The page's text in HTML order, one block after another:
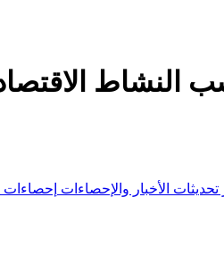
النشاط
تحديثات الأخبار والإحصاءات إحصاءات